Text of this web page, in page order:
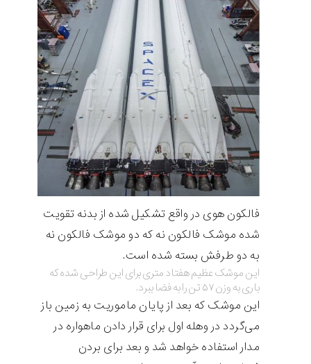
فالکون هوی در واقع تشکیل شده از بدنه تقویت
شده موشک فالکون نه که دو موشک فالکون نه
به دو طرفش بسته شده است.
این موشک عظیم هفتاد متری برای این طراحی شده که
باری به وزن ۵۷ تن را به فضا ببرد.
این موشک که بعد از پایان ماموریت به زمین باز
می‌گردد در وهله اول برای قرار دادن ماهواره در
مدار استفاده خواهد شد و بعد برای بردن